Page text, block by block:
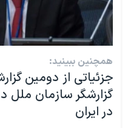
همچنین ببینید:
جزئیاتی از دومین
گزارشگر سازمان
در ایران